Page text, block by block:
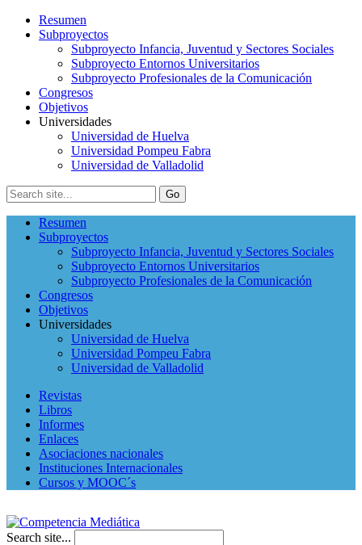
Resumen
Subproyectos
Subproyecto Infancia, Juventud y Sectores Sociales
Subproyecto Entornos Universitarios
Subproyecto Profesionales de la Comunicación
Congresos
Objetivos
Universidades
Universidad de Huelva
Universidad Pompeu Fabra
Universidad de Valladolid
Resumen
Subproyectos
Subproyecto Infancia, Juventud y Sectores Sociales
Subproyecto Entornos Universitarios
Subproyecto Profesionales de la Comunicación
Congresos
Objetivos
Universidades
Universidad de Huelva
Universidad Pompeu Fabra
Universidad de Valladolid
Revistas
Libros
Informes
Enlaces
Asociaciones nacionales
Instituciones Internacionales
Cursos y MOOC´s
Search site...